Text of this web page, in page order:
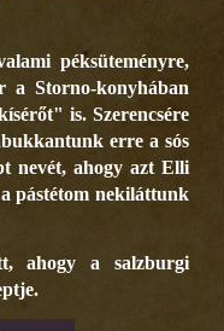
péksüteményre,
a Storno-konyhában
is. Szerencsére
erre a sós
nevét, ahogy azt Elli
pástétom nekiláttunk
ahogy a salzburgi